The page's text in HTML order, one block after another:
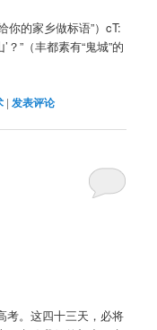
你的家乡做标语”）cT:
”（丰都素有“鬼城”的
| 发表评论
考。这四十三天，必将